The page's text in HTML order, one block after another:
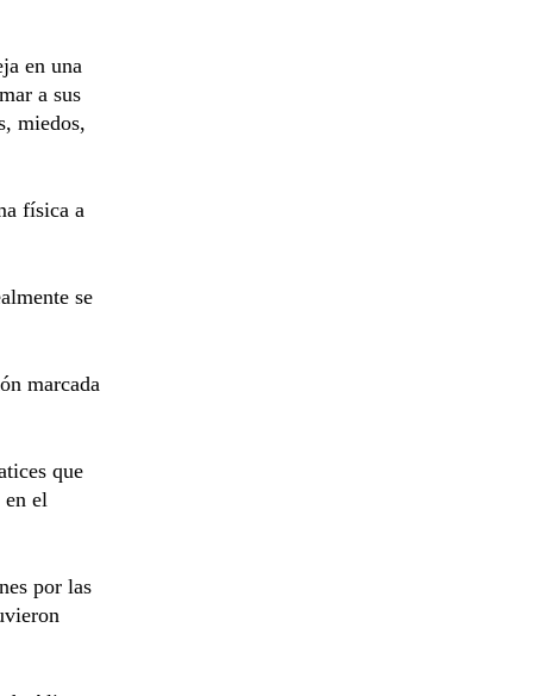
en una
a sus
miedos,
física a
se
marcada
que
el
por las